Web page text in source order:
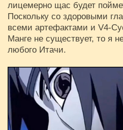
лицемерно щас будет
Поскольку со здоровыми
всеми артефактами и V4-
Манге не существует, то я
любого Итачи.